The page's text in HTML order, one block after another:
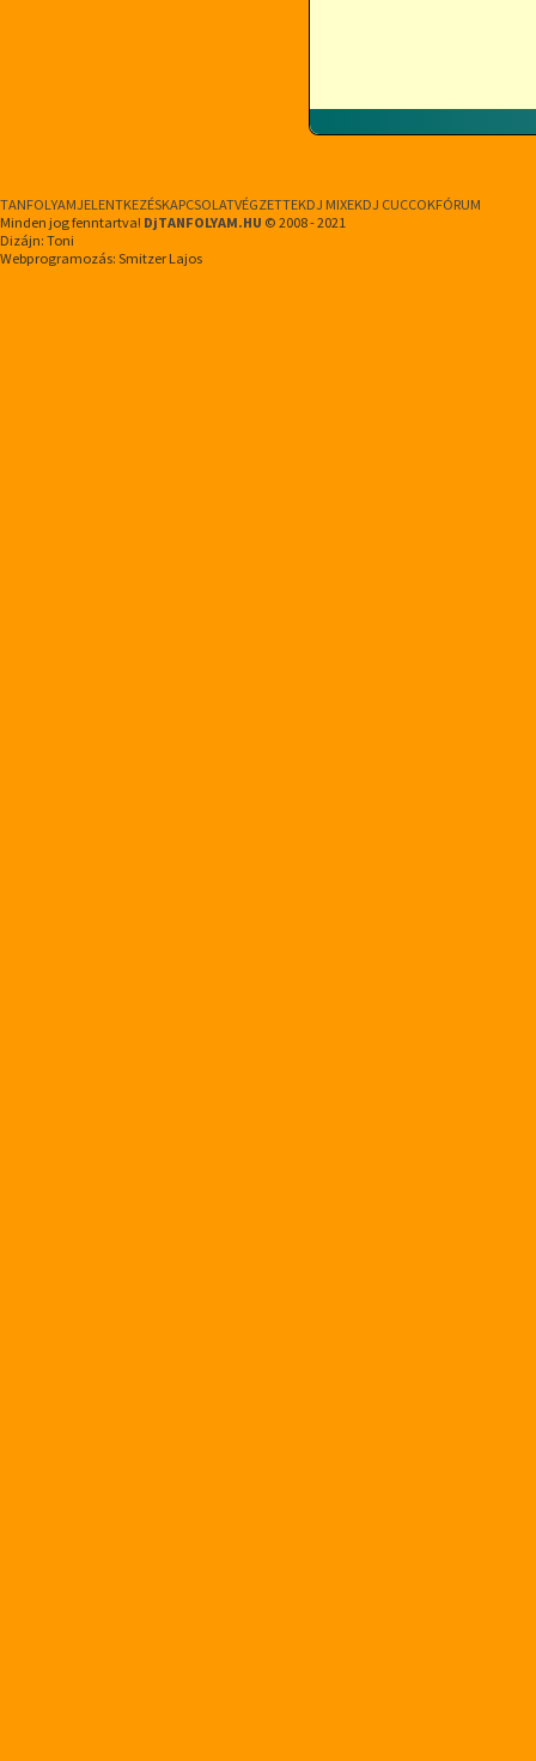
TANFOLYAMJELENTKEZÉSKAPCSOLATVÉGZETTEKDJ MIXEKDJ CUCCOKFÓRUM
Minden jog fenntartva! DjTANFOLYAM.HU © 2008 - 2021
Dizájn: Toni
Webprogramozás: Smitzer Lajos